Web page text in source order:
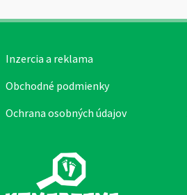
Inzercia a reklama
Obchodné podmienky
Ochrana osobných údajov